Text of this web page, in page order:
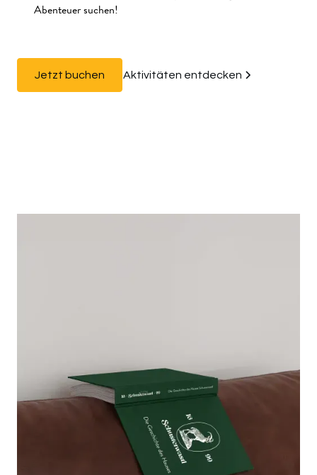
Abenteuer suchen!
Jetzt buchen Aktivitäten entdecken